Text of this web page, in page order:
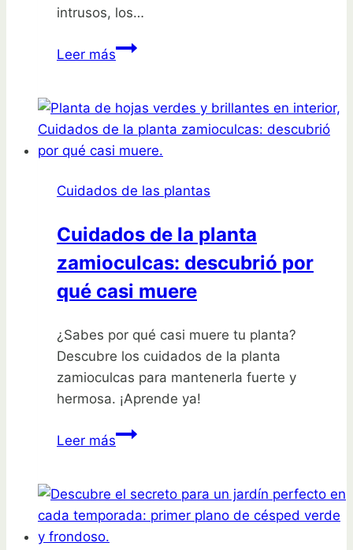
intrusos, los…
Leer más¡Control
y
manejo
de
en
Cuidados de las plantas
Cuidados de la planta
zamioculcas: descubrió por
qué casi muere
¿Sabes por qué casi muere tu planta?
Descubre los cuidados de la planta
zamioculcas para mantenerla fuerte y
hermosa. ¡Aprende ya!
Leer másCuidados
planta
zamioculcas: